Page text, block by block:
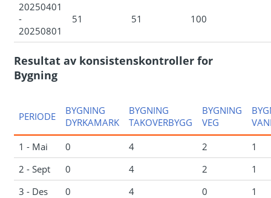
20250401
-
20250801
51 51 100
Resultat av konsistenskontroller for
Bygning
PERIODE
BYGNING
DYRKAMARK
BYGNING
TAKOVERBYGG
BYGNING
VEG
1 - Mai
0 4 2
1
2 - Sept
0 4 2
1
3 - Des
0 4 0 1